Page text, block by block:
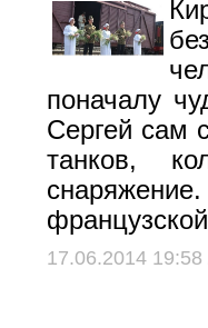
поначалу
Сергей сам
танков,
17.06.2014 19:58